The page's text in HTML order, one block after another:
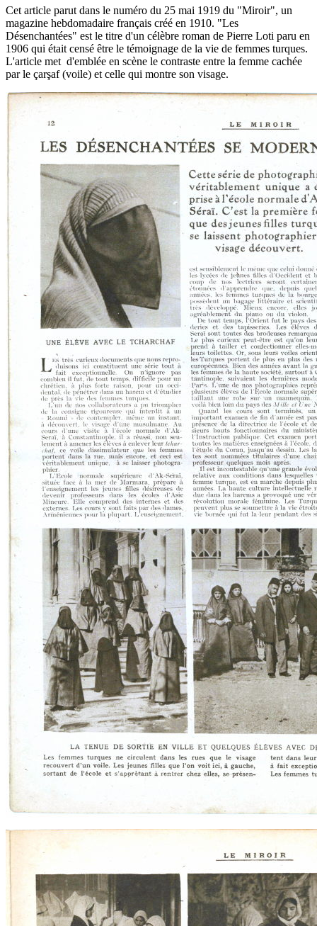
Cet article parut dans le numéro du 25 mai 1919 du "Miroir", un
magazine hebdomadaire français créé en 1910. "Les
Désenchantées" est le titre d'un célèbre roman de Pierre Loti paru en
1906 qui était censé être le témoignage de la vie de femmes turques.
L'article met d'emblée en scène le contraste entre la femme cachée
par le çarşaf (voile) et celle qui montre son visage.